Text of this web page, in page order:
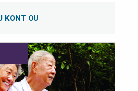
KONT OU